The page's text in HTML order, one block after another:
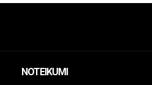
NOTEIKUMI